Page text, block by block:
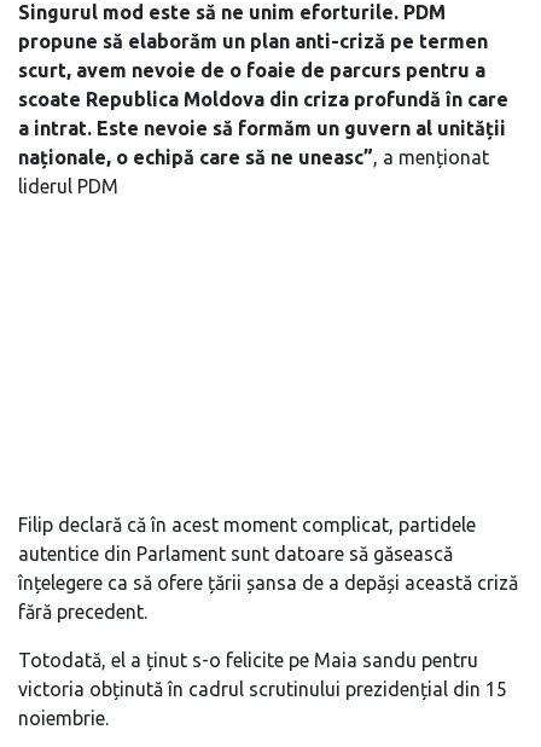
Singurul mod este să ne unim eforturile. PDM
propune să elaborăm un plan anti-criză pe termen
scurt, avem nevoie de o foaie de parcurs pentru a
scoate Republica Moldova din criza profundă în care
a intrat. Este nevoie să formăm un guvern al unității
naționale, o echipă care să ne uneasc”, a menționat
liderul PDM
Filip declară că în acest moment complicat, partidele
autentice din Parlament sunt datoare să găsească
înțelegere ca să ofere țării șansa de a depăși această criză
fără precedent.
Totodată, el a ținut s-o felicite pe Maia sandu pentru
victoria obținută în cadrul scrutinului prezidențial din 15
noiembrie.